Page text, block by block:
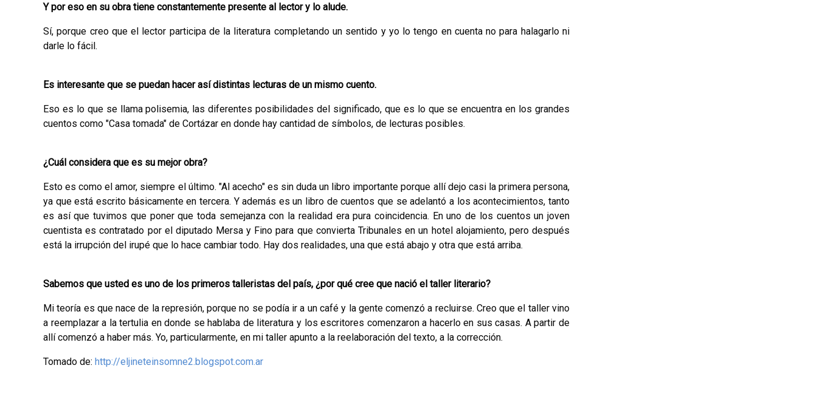
Y por eso en su obra tiene constantemente presente al lector y lo alude.
Sí, porque creo que el lector participa de la literatura completando un sentido y yo lo tengo en cuenta no pa­ra halagarlo ni
darle lo fácil.
Es interesante que se puedan hacer así distintas lecturas de un mismo cuento.
Eso es lo que se llama polisemia, las diferentes posibili­dades del significado, que es lo que se encuentra en los grandes
cuentos como "Casa tomada" de Cortázar en donde hay cantidad de símbolos, de lecturas posibles.
¿Cuál considera que es su mejor obra?
Esto es como el amor, siempre el último. "Al acecho" es sin duda un libro importante porque allí dejo casi la pri­mera persona,
ya que está escrito básicamente en terce­ra. Y además es un libro de cuentos que se adelantó a los acontecimientos, tanto
es así que tuvimos que poner que toda semejanza con la realidad era pura coinciden­cia. En uno de los cuentos un joven
cuentista es contra­tado por el diputado Mersa y Fino para que convierta Tribunales en un hotel alojamiento, pero después
está la irrupción del irupé que lo hace cambiar todo. Hay dos realidades, una que está abajo y otra que está arriba.
Sabemos que usted es uno de los primeros talleristas del país, ¿por qué cree que nació el taller literario?
Mi teoría es que nace de la represión, porque no se po­día ir a un café y la gente comenzó a recluirse. Creo que el taller vino
a reemplazar a la tertulia en donde se hablaba de literatura y los escritores comenzaron a ha­cerlo en sus casas. A partir de
allí comenzó a haber más. Yo, particularmente, en mi taller apunto a la reela­boración del texto, a la corrección.
Tomado de: http://eljineteinsomne2.blogspot.com.ar